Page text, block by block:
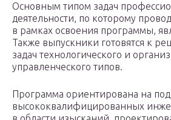
Основным типом задач
деятельности, по которому
в рамках освоения программы,
Также выпускники готовятся к
задач технологического и
управленческого типов.
Программа ориентирована на
высококвалифицированных